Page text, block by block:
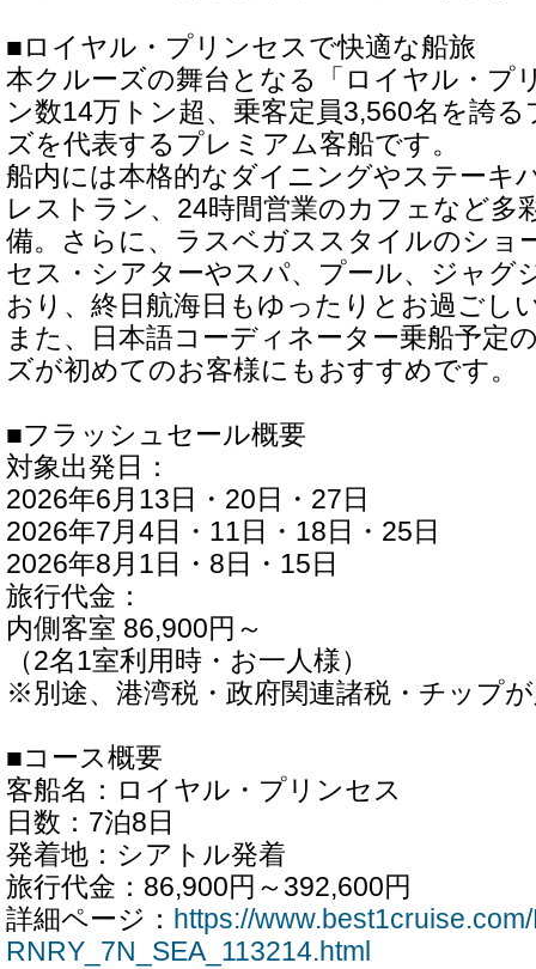
■ロイヤル・プリンセスで快適な船旅
本クルーズの舞台となる「ロイヤル・プ
ン数14万トン超、乗客定員3,560名を誇
ズを代表するプレミアム客船です。
船内には本格的なダイニングやステーキ
レストラン、24時間営業のカフェなど多
備。さらに、ラスベガススタイルのショ
セス・シアターやスパ、プール、ジャグ
おり、終日航海日もゆったりとお過ごし
また、日本語コーディネーター乗船予定
ズが初めてのお客様にもおすすめです。
■フラッシュセール概要
対象出発日：
2026年6月13日・20日・27日
2026年7月4日・11日・18日・25日
2026年8月1日・8日・15日
旅行代金：
内側客室 86,900円～
（2名1室利用時・お一人様）
※別途、港湾税・政府関連諸税・チップ
■コース概要
客船名：ロイヤル・プリンセス
日数：7泊8日
発着地：シアトル発着
旅行代金：86,900円～392,600円
詳細ページ： https://
RNRY_7N_SEA_113214.html